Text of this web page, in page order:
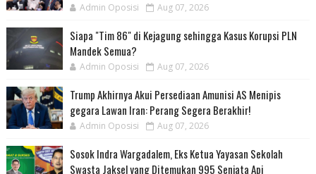
Admin Oposisi Aug 07, 2026
Siapa "Tim 86" di Kejagung sehingga Kasus Korupsi PLN
Mandek Semua?
Admin Oposisi Aug 07, 2026
Trump Akhirnya Akui Persediaan Amunisi AS Menipis
gegara Lawan Iran: Perang Segera Berakhir!
Admin Oposisi Aug 07, 2026
Sosok Indra Wargadalem, Eks Ketua Yayasan Sekolah
Swasta Jaksel yang Ditemukan 995 Senjata Api